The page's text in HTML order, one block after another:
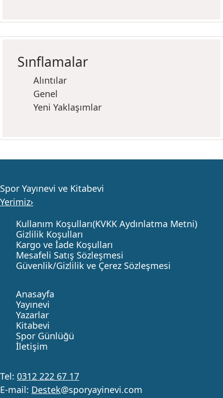
Sınflamalar
Alıntılar
Genel
Yeni Yaklaşımlar
Spor Yayınevi ve Kitabevi
Yerimiz›
Kullanım Koşulları(KVKK Aydınlatma Metni)
Gizlilik Koşulları
Kargo ve İade Koşulları
Mesafeli Satış Sözleşmesi
Güvenlik/Gizlilik ve Çerez Sözleşmesi
Anasayfa
Yayınevi
Yazarlar
Kitabevi
Spor Günlüğü
İletişim
Tel: 0312 222 67 17
E-mail: Destek@sporyayinevi.com